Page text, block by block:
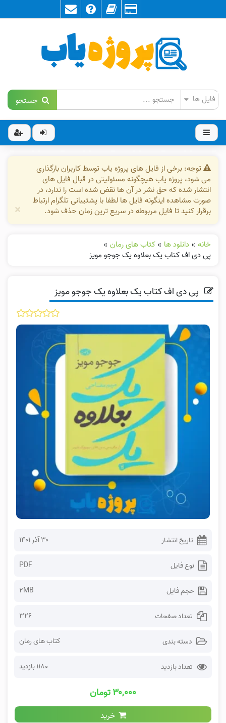
جستجو
توجه: برخی از فایل های پروژه یاب توسط کاربران بارگذاری
می شود، پروژه یاب هیچگونه مسئولیتی در قبال فایل های
انتشار شده که حق نشر در آن ها نقض شده است را ندارد، در
صورت مشاهده اینگونه فایل ها لطفا با پشتیبانی تلگرام ارتباط
برقرار کنید تا فایل مربوطه در سریع ترین زمان حذف شود.
×
خانه » دانلود ها » کتاب های رمان »
پی دی اف کتاب یک بعلاوه یک جوجو مویز
پی دی اف کتاب یک بعلاوه یک جوجو مویز
تاریخ انتشار ۳۰ آذر ۱۴۰۱
نوع فایل PDF
حجم فایل 2MB
تعداد صفحات 326
دسته بندی کتاب های رمان
تعداد بازدید 1180 بازدید
۳۰,۰۰۰ تومان
خرید